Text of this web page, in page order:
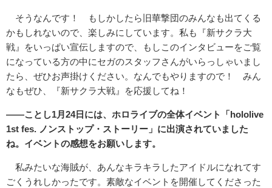
そうなんです！ もしかしたら旧華撃団のみんなも出てくる
かもしれないので、楽しみにしています。私も『新サクラ大
戦』をいっぱい宣伝しますので、もしこのインタビューをご覧
になっている方の中にセガのスタッフさんがいらっしゃいまし
たら、ぜひお声掛けください。なんでもやりますので！ みん
なもぜひ、『新サクラ大戦』を応援してね！
――ことし1月24日には、ホロライブの全体イベント「hololive
1st fes. ノンストップ・ストーリー」に出演されていました
ね。イベントの感想をお願いします。
私みたいな海賊が、あんなキラキラしたアイドルになれてす
ごくうれしかったです。素敵なイベントを開催してくださった